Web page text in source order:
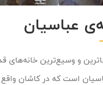
عباسیان
و وسیع‌ترین خانه‌های
است که در کاشان